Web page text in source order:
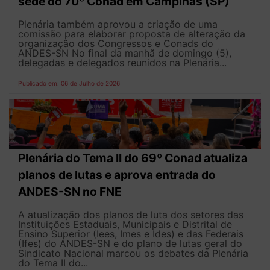
Plenária também aprovou a criação de uma
comissão para elaborar proposta de alteração da
organização dos Congressos e Conads do
ANDES-SN No final da manhã de domingo (5),
delegadas e delegados reunidos na Plenária...
Publicado em: 06 de Julho de 2026
Plenária do Tema II do 69º Conad atualiza
planos de lutas e aprova entrada do
ANDES-SN no FNE
A atualização dos planos de luta dos setores das
Instituições Estaduais, Municipais e Distrital de
Ensino Superior (Iees, Imes e Ides) e das Federais
(Ifes) do ANDES-SN e do plano de lutas geral do
Sindicato Nacional marcou os debates da Plenária
do Tema II do...